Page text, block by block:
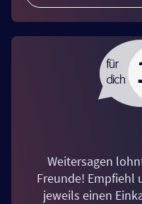
Weitersagen
Freunde! Empfiehl
jeweils einen